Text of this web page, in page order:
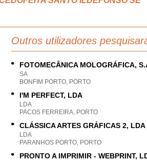
Outros utilizadores
FOTOMECÂNICA MOLOGRÁFICA,
SA
BONFIM PORTO, PORTO
I'M PERFECT, LDA
LDA
PACOS FERREIRA, PORTO
CLÁSSICA ARTES GRÁFICAS 2, LDA
LDA
PARANHOS PORTO, PORTO
PRONTO A IMPRIMIR - WEBPRINT,